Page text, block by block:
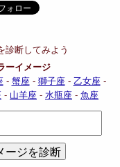
診断してみよう
ーイメージ
- 蟹座- 獅子座- 乙女座-
- 山羊座 - 水瓶座 - 魚座